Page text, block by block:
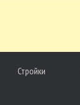
Стройки